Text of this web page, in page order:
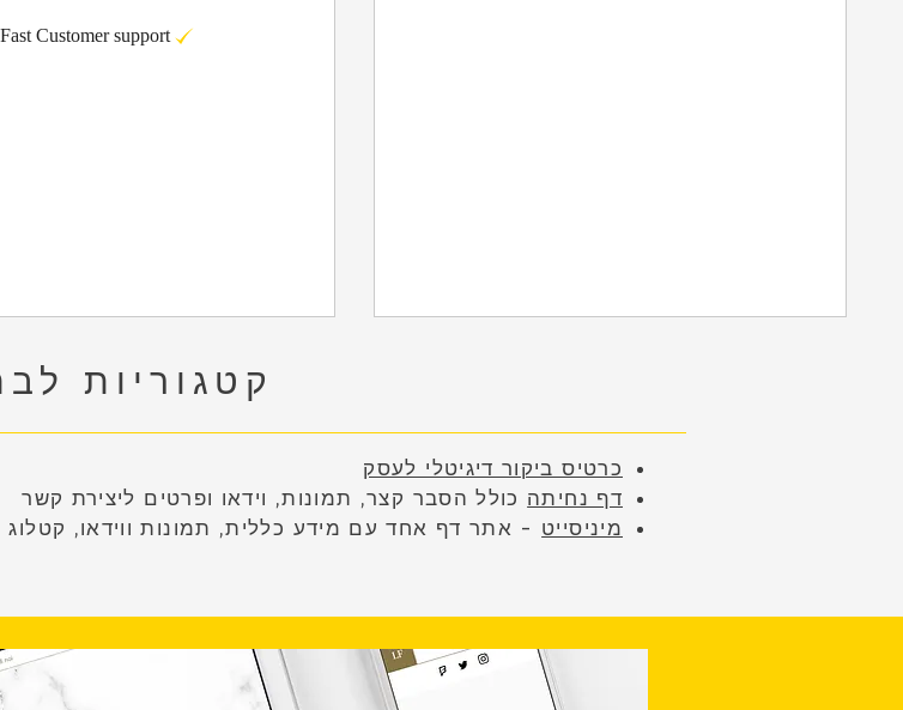
Fast Customer support
קטגוריות
כרטיס ביקור דיגיטלי לעסק
דף נחיתה כולל הסבר קצר, תמונות, וידאו ופרטים ליצירת קשר
מיניסייט - אתר דף אחד עם מידע כללית, תמונות ווידאו, קטלוג